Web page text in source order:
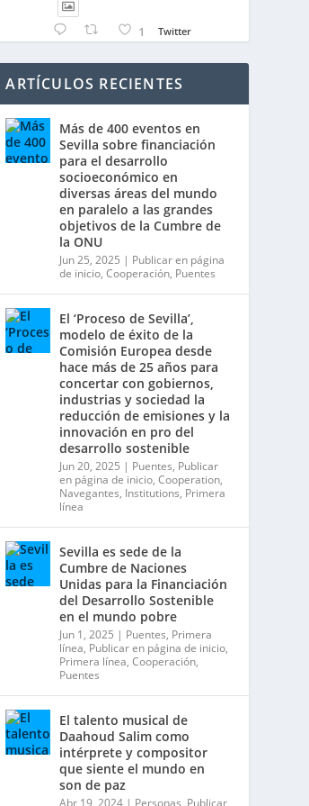
1 Twitter
Avatar Sevilla World @worldsevilla ·
30 Dic 2024
👉 La cita de ámbito mundial
más relevante en #Sevilla en
2025 es una cumbre
organizada por @ONU_es del
30 de junio al 3 de julio, con
España @MAECgob como
anfitriona.
🌍 Cuarta Conferencia
Internacional sobre la
Financiación para el
Desarrollo. Ver más:
https://financing.desa.un.org/
ffd4
2 Twitter
Sevilla World @worldsevilla
1 Sep 2024
La temporada de congresos
científicos comienza en
Conferencia Internacional
sobre Catálisis, y con el
Congreso de Parasitología.
Del día 3 al 6, Congreso de
Metodología de Ciencias
Sociales y la Salud; y los días
5 y 6 Jornadas de Economía
Industrial.
4
1 2 Twitter
Sevilla World
ARTÍCULOS RECIENTES
Más de 400 eventos en
Sevilla sobre financiación
para el desarrollo
socioeconómico en
diversas áreas del mundo
en paralelo a las grandes
objetivos de la Cumbre de
la ONU
Jun 25, 2025 | Publicar en página
de inicio,Cooperación, Puentes
El ‘Proceso de Sevilla’,
modelo de éxito de la
Comisión Europea desde
hace más de 25 años para
concertar con gobiernos,
industrias y sociedad la
reducción de emisiones y la
innovación en pro del
desarrollo sostenible
Jun 20, 2025 | Puentes, Publicar
en página de inicio,Cooperation,
Navegantes, Institutions, Primera
línea
Sevilla es sede de la
Cumbre de Naciones
Unidas para la Financiación
del Desarrollo Sostenible
en el mundo pobre
Jun 1, 2025 | Puentes, Primera
línea, Publicar en página de inicio,
Primera línea,Cooperación,
Puentes
El talento musical de
Daahoud Salim como
intérprete y compositor
que siente el mundo en
son de paz